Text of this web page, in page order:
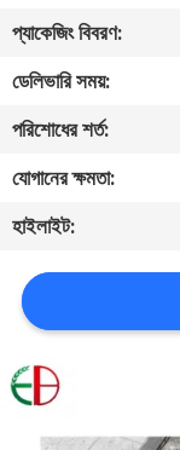
মান
নিয়ন্ত্রণ
করুন
খবর
উদ্ধৃতির
জন্য
আবেদন
প্যাকেজিং বিবরণ:
ডেলিভারি সময়:
পরিশোধের শর্ত:
যোগানের ক্ষমতা:
হাইলাইট: